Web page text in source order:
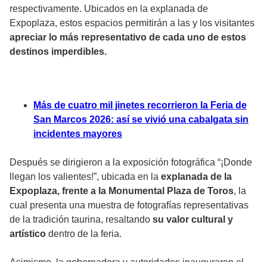
respectivamente. Ubicados en la explanada de
Expoplaza, estos espacios permitirán a las y los visitantes
apreciar lo más representativo de cada uno de estos
destinos imperdibles.
Más de cuatro mil jinetes recorrieron la Feria de
San Marcos 2026: así se vivió una cabalgata sin
incidentes mayores
Después se dirigieron a la exposición fotográfica “¡Donde
llegan los valientes!”, ubicada en la explanada de la
Expoplaza, frente a la Monumental Plaza de Toros, la
cual presenta una muestra de fotografías representativas
de la tradición taurina, resaltando su valor cultural y
artístico dentro de la feria.